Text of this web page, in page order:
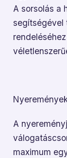
A sorsolás a
segítségével
A
maximum